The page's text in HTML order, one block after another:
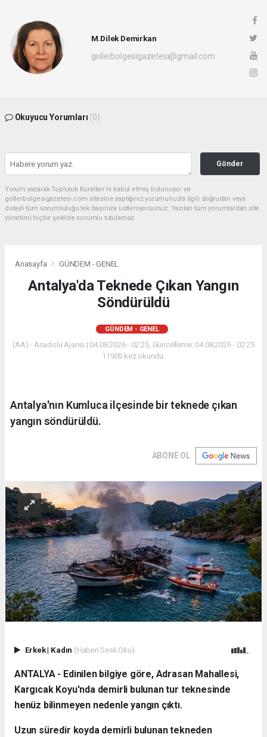
M.Dilek Demirkan
gollerbolgesigazetesi@gmail.com
Okuyucu Yorumları (0)
Gönder
Yorum yazarak Topluluk Kuralları’nı kabul etmiş bulunuyor ve
gollerbolgesigazetesi.com sitesine yaptığınız yorumunuzla ilgili doğrudan veya
dolaylı tüm sorumluluğu tek başınıza üstleniyorsunuz. Yazılan tüm yorumlardan site
yönetimi hiçbir şekilde sorumlu tutulamaz.
Anasayfa GÜNDEM - GENEL
Antalya'da Teknede Çıkan Yangın
Söndürüldü
GÜNDEM - GENEL
(AA) - Anadolu Ajansı | 04.08.2026 - 02:25, Güncelleme: 04.08.2026 - 02:25
11905 kez okundu.
Antalya'nın Kumluca ilçesinde bir teknede çıkan
yangın söndürüldü.
ABONE OL
Erkek| Kadın (Haberi Sesli Oku)
ANTALYA - Edinilen bilgiye göre, Adrasan Mahallesi,
Kargıcak Koyu'nda demirli bulunan tur teknesinde
henüz bilinmeyen nedenle yangın çıktı.
Uzun süredir koyda demirli bulunan tekneden